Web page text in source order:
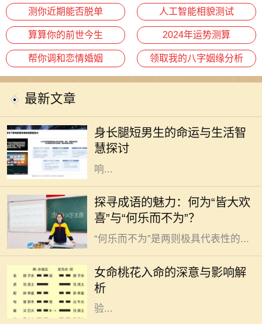
测你近期能否脱单 人工智能相貌测试
算算你的前世今生 2024年运势测算
帮你调和恋情婚姻 领取我的八字姻缘分析
最新文章
身长腿短男生的命运与生活智
慧探讨
腿短的男生往往会被贴上标签，似乎
他们的身材决定了他们的命运。但事
实真的如此吗？身高和腿长固然会影
响...
探寻成语的魅力：何为“皆大欢
喜”与“何乐而不为”？
成语是汉语言文化的瑰宝，它们以简
练的语言浓缩了深刻的哲理和丰富的
情感。在这些成语中，“皆大欢喜”与
“何乐而不为”是两则极具代表性的...
女命桃花入命的深意与影响解
析
在佛教和命理学中，桃花一词常常与
浪漫、爱情和人际关系有关。对于女
性命主来说，桃花入命是一个吉祥的
象征，暗示着人生有着丰富的情感体
验...
在中华文化中，命理学是研究个人运